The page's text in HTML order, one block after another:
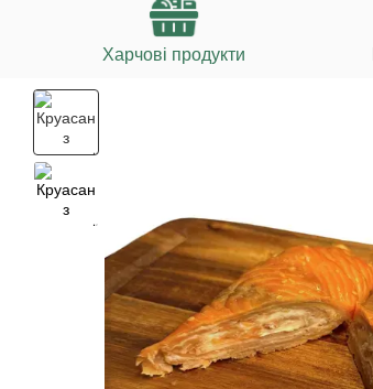
Харчові продукти